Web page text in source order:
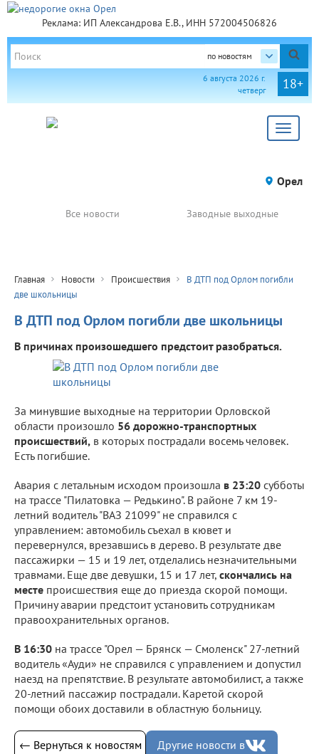
Реклама: ИП Александрова Е.В., ИНН 572004506826
по новостям
18+
6 августа 2026 г.
четверг
Toggle
Орел
Все новости Заводные выходные
Главная Новости Происшествия
В ДТП под Орлом погибли
две школьницы
В ДТП под Орлом погибли две школьницы
В причинах произошедшего предстоит разобраться.
За минувшие выходные на территории Орловской
области произошло 56 дорожно-транспортных
происшествий, в которых пострадали восемь человек.
Есть погибшие.
Авария с летальным исходом произошла в 23:20 субботы
на трассе "Пилатовка — Редькино". В районе 7 км 19-
летний водитель "ВАЗ 21099" не справился с
управлением: автомобиль съехал в кювет и
перевернулся, врезавшись в дерево. В результате две
пассажирки — 15 и 19 лет, отделались незначительными
травмами. Еще две девушки, 15 и 17 лет, скончались на
месте происшествия еще до приезда скорой помощи.
Причину аварии предстоит установить сотрудникам
правоохранительных органов.
В 16:30 на трассе "Орел — Брянск — Смоленск" 27-летний
водитель «Ауди» не справился с управлением и допустил
наезд на препятствие. В результате автомобилист, а также
20-летний пассажир пострадали. Каретой скорой
помощи обоих доставили в областную больницу.
← Вернуться к новостям Другие новости в